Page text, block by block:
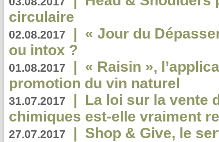
circulaire
02.08.2017 | « Jour du
ou intox ?
01.08.2017 | « Raisin »,
promotion du vin naturel
31.07.2017 | La loi sur la vente
chimiques est-elle vraiment
27.07.2017 | Shop & Give, le